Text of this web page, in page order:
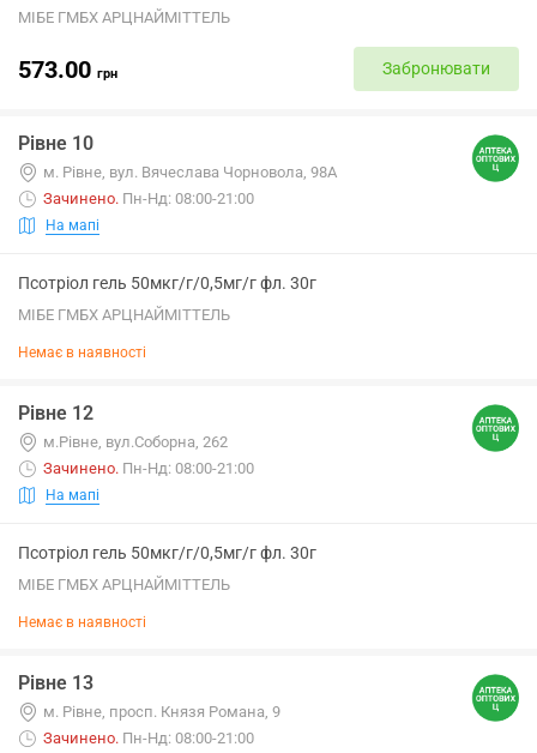
МІБЕ ГМБХ АРЦНАЙМІТТЕЛЬ
573.00 грн Забронювати
Рівне 10
м. Рівне, вул. Вячеслава Чорновола, 98А
Зачинено. Пн-Нд: 08:00-21:00
На мапі
Псотріол гель 50мкг/г/0,5мг/г фл. 30г
МІБЕ ГМБХ АРЦНАЙМІТТЕЛЬ
Немає в наявності
Рівне 12
м.Рівне, вул.Соборна, 262
Зачинено. Пн-Нд: 08:00-21:00
На мапі
Псотріол гель 50мкг/г/0,5мг/г фл. 30г
МІБЕ ГМБХ АРЦНАЙМІТТЕЛЬ
Немає в наявності
Рівне 13
м. Рівне, просп. Князя Романа, 9
Зачинено. Пн-Нд: 08:00-21:00